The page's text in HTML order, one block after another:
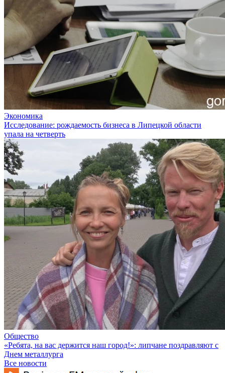
Экономика
Исследование: рождаемость бизнеса в Липецкой области
упала на четверть
Общество
«Ребята, на вас держится наш город!»: липчане поздравляют с
Днем металлурга
Все новости